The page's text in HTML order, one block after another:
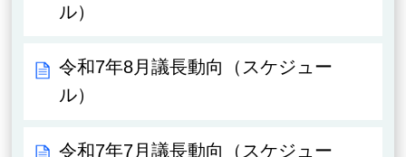
ル）
令和7年8月議長動向（スケジュー
ル）
令和7年7月議長動向（スケジュー